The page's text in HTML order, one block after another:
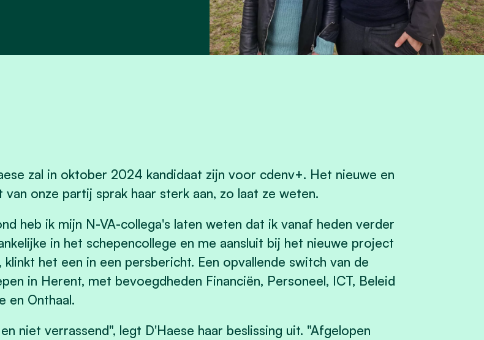
zal in oktober 2024 kandidaat zijn voor cdenv+. Het nieuwe en
onze partij sprak haar sterk aan, zo laat ze weten.
heb ik mijn N-VA-collega's laten weten dat ik vanaf heden verder
in het schepencollege en me aansluit bij het nieuwe project
klinkt het een in een persbericht. Een opvallende switch van de
in Herent, met bevoegdheden Financiën, Personeel, ICT, Beleid
en Onthaal.
niet verrassend", legt D'Haese haar beslissing uit. "Afgelopen